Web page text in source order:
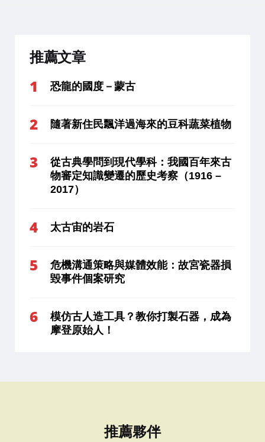
推薦文章
恐龍的國度－蒙古
隨著新住民飄洋過海來的豆科蔬菜植物
從古典學問到現代學科：我國百年來古
物審定知識變遷的歷史考察（1916 –
2017）
太古宙的岩石
危機溝通策略與媒體效能：故宮瓷器損
毀事件個案研究
模仿古人造工具？教你打製石器，成為
摩登原始人！
推薦夥伴